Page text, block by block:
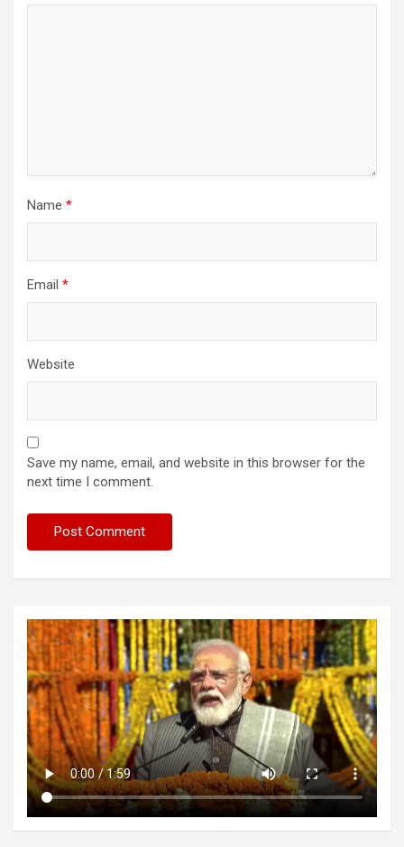
Name *
Email *
Website
Save my name, email, and website in this browser for the
next time I comment.